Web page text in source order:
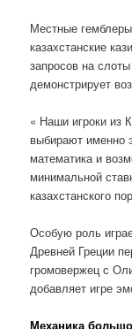
Местные
казахстанские
запросов на
демонстрирует
« Наши игроки из
выбирают именно
математика и
минимальной
казахстанского
Особую роль
Древней Греции
громовержец с
добавляет игре
Механика